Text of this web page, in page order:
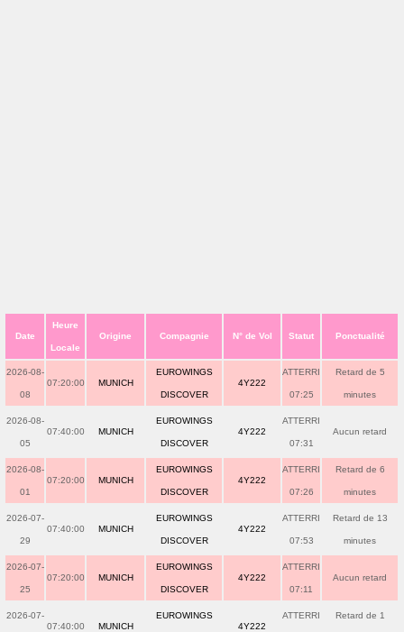
Date
Heure
Locale
Origine Compagnie N° de Vol Statut Ponctualité
2026-08-
08
07:20:00 MUNICH
EUROWINGS
DISCOVER
4Y222
ATTERRI
07:25
Retard de 5
minutes
2026-08-
05
07:40:00 MUNICH
EUROWINGS
DISCOVER
4Y222
ATTERRI
07:31
Aucun retard
2026-08-
01
07:20:00 MUNICH
EUROWINGS
DISCOVER
4Y222
ATTERRI
07:26
Retard de 6
minutes
2026-07-
29
07:40:00 MUNICH
EUROWINGS
DISCOVER
4Y222
ATTERRI
07:53
Retard de 13
minutes
2026-07-
25
07:20:00 MUNICH
EUROWINGS
DISCOVER
4Y222
ATTERRI
07:11
Aucun retard
2026-07-
07:40:00 MUNICH
EUROWINGS
4Y222
ATTERRI Retard de 1